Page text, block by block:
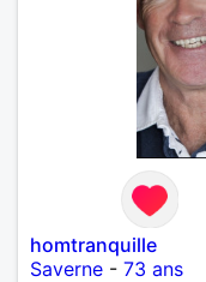
homtranquille
Saverne - 73 ans